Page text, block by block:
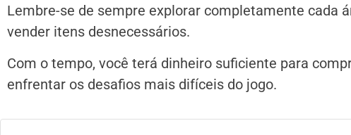
Lembre-se de sempre explorar completamente cada
vender itens desnecessários.
Com o tempo, você terá dinheiro suficiente para
enfrentar os desafios mais difíceis do jogo.